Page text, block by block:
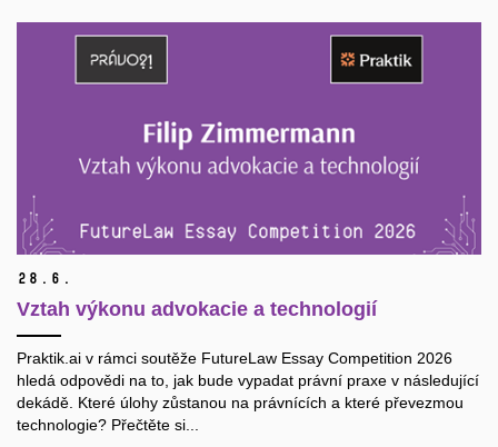
28. 6.
Vztah výkonu advokacie a technologií
Praktik.ai v rámci soutěže FutureLaw Essay Competition 2026
hledá odpovědi na to, jak bude vypadat právní praxe v následující
dekádě. Které úlohy zůstanou na právnících a které převezmou
technologie? Přečtěte si...